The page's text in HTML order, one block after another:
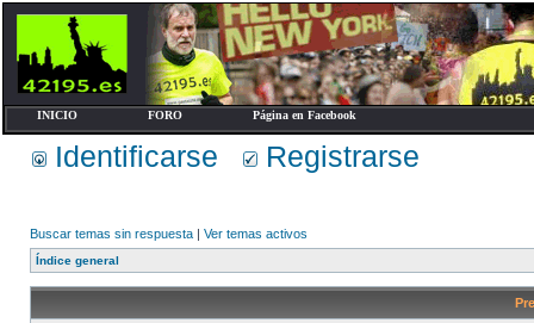
INICIO FORO Página en Facebook
Identificarse Registrarse
Buscar temas sin respuesta | Ver temas activos
Índice general